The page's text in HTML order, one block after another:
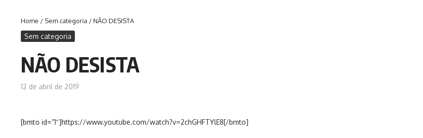
Home / Sem categoria /NÃO DESISTA
Sem categoria
NÃO DESISTA
12 de abril de 2019
[bmto id=”1″]https://www.youtube.com/watch?v=2chGHFTYlE8[/bmto]